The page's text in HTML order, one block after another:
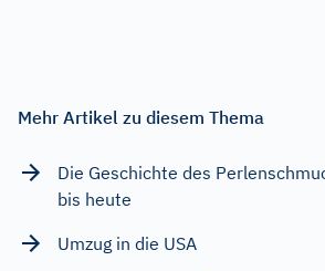
Mehr Artikel zu diesem Thema
Die Geschichte des
bis heute
Umzug in die USA